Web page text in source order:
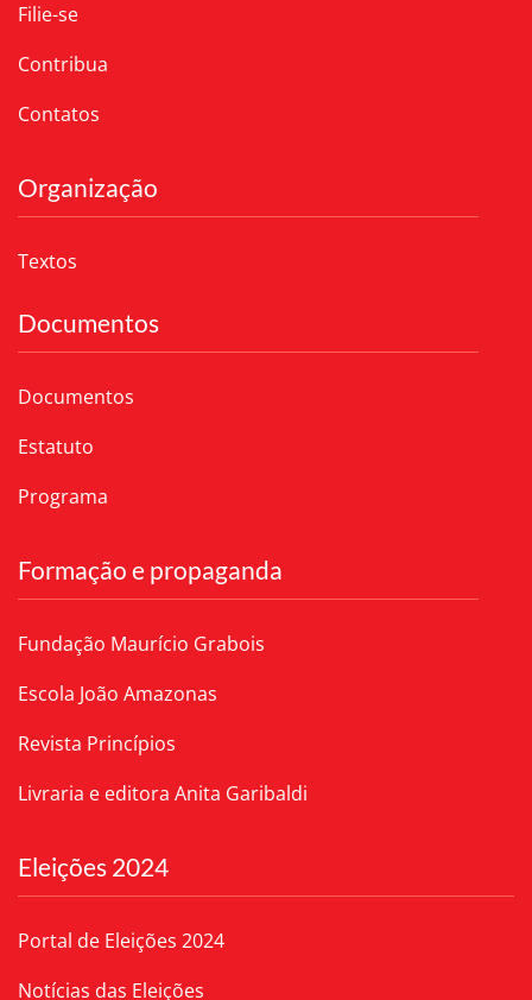
Filie-se
Contribua
Contatos
Organização
Textos
Documentos
Documentos
Estatuto
Programa
Formação e propaganda
Fundação Maurício Grabois
Escola João Amazonas
Revista Princípios
Livraria e editora Anita Garibaldi
Eleições 2024
Portal de Eleições 2024
Notícias das Eleições